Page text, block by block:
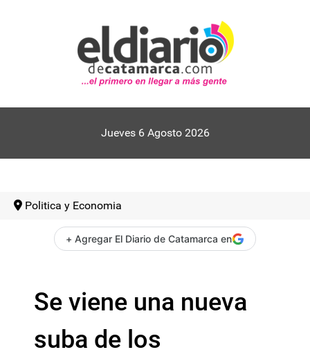
Jueves 6 Agosto 2026
Politica y Economia
+ Agregar El Diario de Catamarca en
Se viene una nueva
suba de los